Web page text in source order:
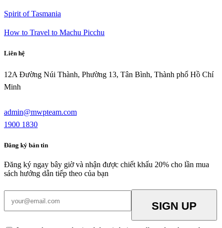
Spirit of Tasmania
How to Travel to Machu Picchu
Liên hệ
12A Đường Núi Thành, Phường 13, Tân Bình, Thành phố Hồ Chí
Minh
admin@mwpteam.com
1900 1830
Đăng ký bản tin
Đăng ký ngay bây giờ và nhận được chiết khấu 20% cho lần mua
sách hướng dẫn tiếp theo của bạn
SIGN UP